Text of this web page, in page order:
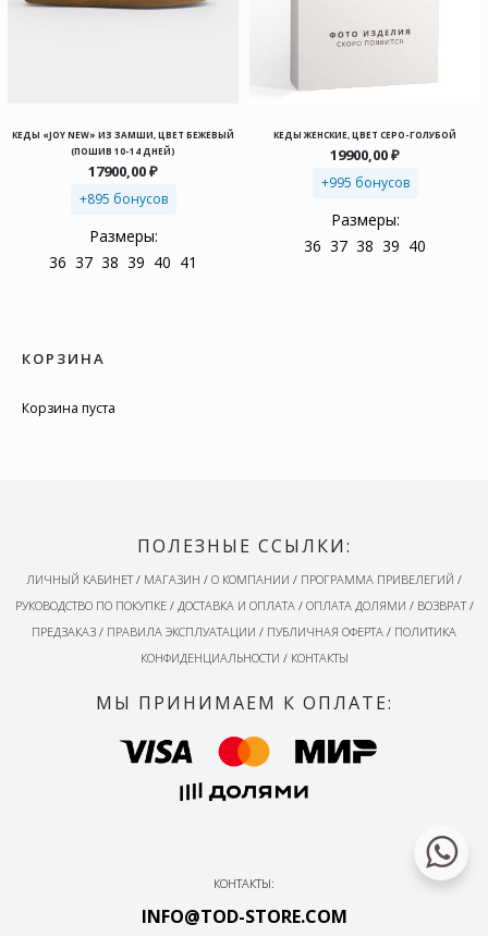
КЕДЫ «JOY NEW» ИЗ ЗАМШИ, ЦВЕТ БЕЖЕВЫЙ
(ПОШИВ 10-14 ДНЕЙ)
17900,00₽
+895 бонусов
Размеры:
36 37 38 39 40 41
КЕДЫ ЖЕНСКИЕ, ЦВЕТ СЕРО-ГОЛУБОЙ
19900,00₽
+995 бонусов
Размеры:
36 37 38 39 40
КОРЗИНА
Корзина пуста
ПОЛЕЗНЫЕ ССЫЛКИ:
ЛИЧНЫЙ КАБИНЕТ/ МАГАЗИН / О КОМПАНИИ / ПРОГРАММА ПРИВЕЛЕГИЙ /
РУКОВОДСТВО ПО ПОКУПКЕ/ ДОСТАВКА И ОПЛАТА/ ОПЛАТА ДОЛЯМИ / ВОЗВРАТ/
ПРЕДЗАКАЗ / ПРАВИЛА ЭКСПЛУАТАЦИИ / ПУБЛИЧНАЯ ОФЕРТА / ПОЛИТИКА
КОНФИДЕНЦИАЛЬНОСТИ / КОНТАКТЫ
МЫ ПРИНИМАЕМ К ОПЛАТЕ:
КОНТАКТЫ:
INFO@TOD-STORE.COM